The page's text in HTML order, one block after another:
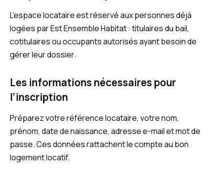
L’espace locataire est réservé aux personnes déjà
logées par Est Ensemble Habitat : titulaires du bail,
cotitulaires ou occupants autorisés ayant besoin de
gérer leur dossier.
Les informations nécessaires pour
l’inscription
Préparez votre référence locataire, votre nom,
prénom, date de naissance, adresse e-mail et mot de
passe. Ces données rattachent le compte au bon
logement locatif.